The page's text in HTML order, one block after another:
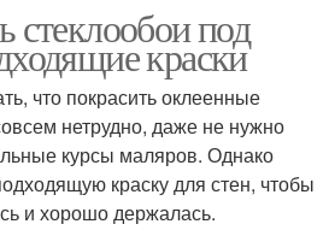
стеклообои под
краски
что покрасить оклеенные
нетрудно, даже не нужно
курсы маляров. Однако
краску для стен, чтобы
и хорошо держалась.